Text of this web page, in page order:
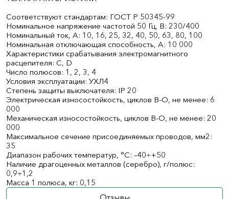
Соответствуют стандартам: ГОСТ Р 50345-99
Номинальное напряжение частотой 50 Гц, В: 230/400
Номинальный ток, А: 10, 16, 25, 32, 40, 50, 63, 80, 100
Номинальная отключающая способность, А: 10 000
Характеристики срабатывания электромагнитного
расцепителя: C, D
Число полюсов: 1, 2, 3, 4
Условия эксплуатации: УХЛ4
Степень защиты выключателя: IP 20
Электрическая износостойкость, циклов В-О, не менее: 6
000
Механическая износостойкость, циклов В-О, не менее: 20
000
Максимальное сечение присоединяемых проводов, мм2:
35
Диапазон рабочих температур, °С: –40÷+50
Наличие драгоценных металлов (серебро), г/полюс:
0,9÷1,2
Масса 1 полюса, кг: 0,15